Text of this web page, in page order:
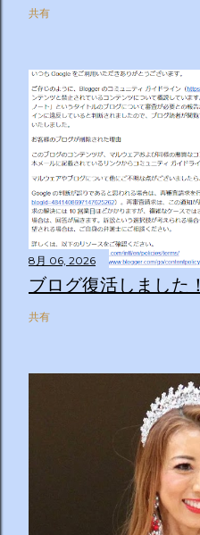
共有
8月 06, 2026
ブログ復活しました！
共有